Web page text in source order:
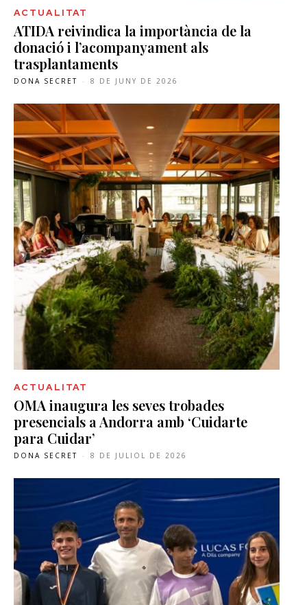
ACTUALITAT
ATIDA reivindica la importància de la
donació i l’acompanyament als
trasplantaments
DONA SECRET - 8 DE JUNY DE 2026
ACTUALITAT
OMA inaugura les seves trobades
presencials a Andorra amb ‘Cuidarte
para Cuidar’
DONA SECRET - 8 DE JULIOL DE 2026